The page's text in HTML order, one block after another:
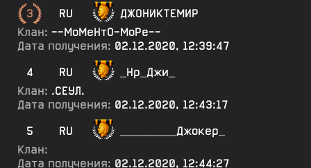
3
RU
ДЖОНИКТЕМИР
Клан: --МоМеНтО-МоРе--
Дата получения: 02.12.2020, 12:39:47
4
RU
_Нр_Джи_
Клан: .СЕУЛ.
Дата получения: 02.12.2020, 12:43:17
5
RU
_________Джокер_
Клан:
Дата получения: 02.12.2020, 12:44:27